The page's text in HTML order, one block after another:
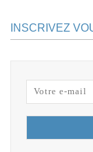
INSCRIVEZ